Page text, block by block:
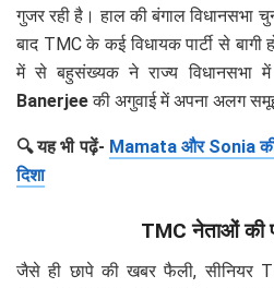
गुजर रही है। हाल की बंगाल विधानसभा
बाद TMC के कई विधायक पार्टी से
में से बहुसंख्यक ने राज्य विधानसभा में
Banerjeeकी अगुवाई में अपना अलग
🔍 यह भी पढ़ें- Mamata और Sonia
दिशा
TMC नेताओं की
जैसे ही छापे की खबर फैली, सीनियर